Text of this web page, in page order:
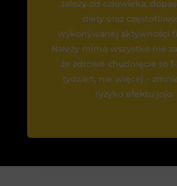
zależy od człowieka,
diety oraz
wykonywanej aktywności
Należy mimo wszystko nie
że zdrowe chudnięcie to
tydzień, nie więcej –
ryzyko efektu jojo.